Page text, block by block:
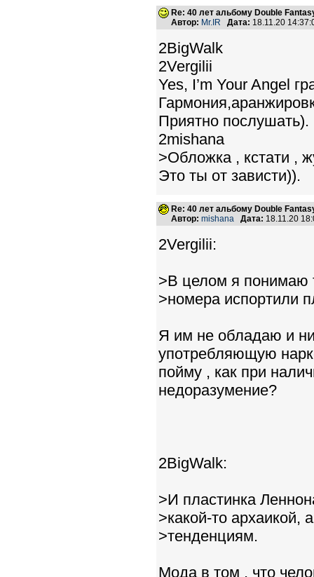
Re: 40 лет альбому Double
Автор: Mr.IR Дата: 18.11.20
2BigWalk
2Vergilii
Yes, I’m Your Angel
Приятно послушать).
2mishana
>Обложка , кстати ,
Это ты от зависти)).
Re: 40 лет альбому Double
Автор: mishana Дата: 18.11.20
2Vergilii:
>В целом я понимаю
>номера испортили
Я им не обладаю и
употребляющую
пойму , как при
недоразумение?
2BigWalk:
>И пластинка
>какой-то
>тенденциям.
Мода в том , что